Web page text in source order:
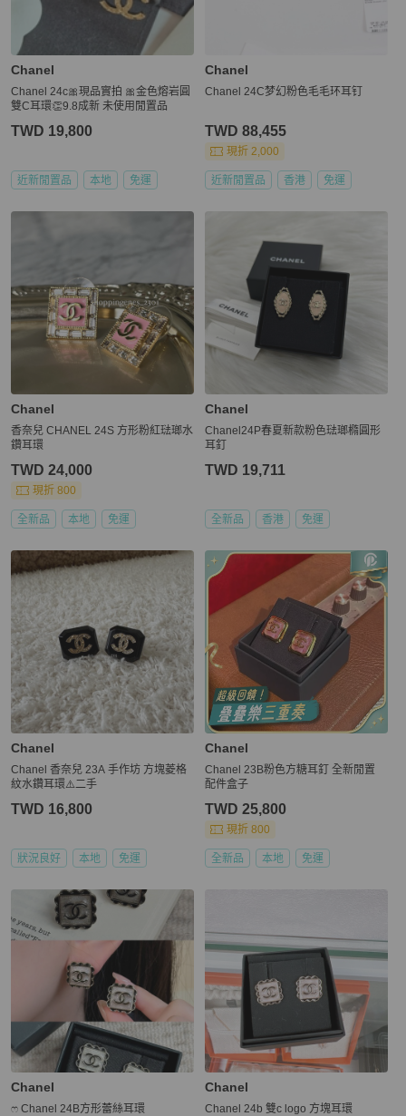
Chanel
Chanel 24c🎀現品實拍 🎀金色熔岩圓
雙C耳環👏9.8成新 未使用閒置品
TWD 19,800
近新閒置品 本地 免運
Chanel
Chanel 24C梦幻粉色毛毛环耳钉
TWD 88,455
現折 2,000
近新閒置品 香港 免運
Chanel
香奈兒 CHANEL 24S 方形粉紅琺瑯水
鑽耳環
TWD 24,000
現折 800
全新品 本地 免運
Chanel
Chanel24P春夏新款粉色琺瑯橢圓形
耳釘
TWD 19,711
全新品 香港 免運
Chanel
Chanel 香奈兒 23A 手作坊 方塊菱格
紋水鑽耳環⚠️二手
TWD 16,800
狀況良好 本地 免運
Chanel
Chanel 23B粉色方糖耳釘 全新閒置
配件盒子
TWD 25,800
現折 800
全新品 本地 免運
Chanel
ෆ Chanel 24B方形蕾絲耳環
Chanel
Chanel 24b 雙c logo 方塊耳環